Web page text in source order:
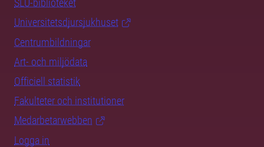
SLU-biblioteket
Universitetsdjursjukhuset
Centrumbildningar
Art- och miljödata
Officiell statistik
Fakulteter och institutioner
Medarbetarwebben
Logga in